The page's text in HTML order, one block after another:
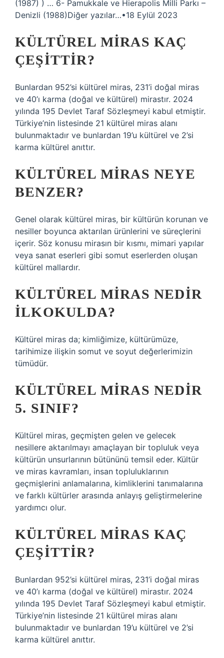
(1987) ) … 6- Pamukkale ve Hierapolis Milli Parkı –
Denizli (1988)Diğer yazılar…•18 Eylül 2023
KÜLTÜREL MIRAS KAÇ
ÇEŞITTIR?
Bunlardan 952’si kültürel miras, 231’i doğal miras
ve 40’ı karma (doğal ve kültürel) mirastır. 2024
yılında 195 Devlet Taraf Sözleşmeyi kabul etmiştir.
Türkiye’nin listesinde 21 kültürel miras alanı
bulunmaktadır ve bunlardan 19’u kültürel ve 2’si
karma kültürel anıttır.
KÜLTÜREL MIRAS NEYE
BENZER?
Genel olarak kültürel miras, bir kültürün korunan ve
nesiller boyunca aktarılan ürünlerini ve süreçlerini
içerir. Söz konusu mirasın bir kısmı, mimari yapılar
veya sanat eserleri gibi somut eserlerden oluşan
kültürel mallardır.
KÜLTÜREL MIRAS NEDIR
ILKOKULDA?
Kültürel miras da; kimliğimize, kültürümüze,
tarihimize ilişkin somut ve soyut değerlerimizin
tümüdür.
KÜLTÜREL MIRAS NEDIR
5. SINIF?
Kültürel miras, geçmişten gelen ve gelecek
nesillere aktarılmayı amaçlayan bir topluluk veya
kültürün unsurlarının bütününü temsil eder. Kültür
ve miras kavramları, insan topluluklarının
geçmişlerini anlamalarına, kimliklerini tanımalarına
ve farklı kültürler arasında anlayış geliştirmelerine
yardımcı olur.
KÜLTÜREL MIRAS KAÇ
ÇEŞITTIR?
Bunlardan 952’si kültürel miras, 231’i doğal miras
ve 40’ı karma (doğal ve kültürel) mirastır. 2024
yılında 195 Devlet Taraf Sözleşmeyi kabul etmiştir.
Türkiye’nin listesinde 21 kültürel miras alanı
bulunmaktadır ve bunlardan 19’u kültürel ve 2’si
karma kültürel anıttır.